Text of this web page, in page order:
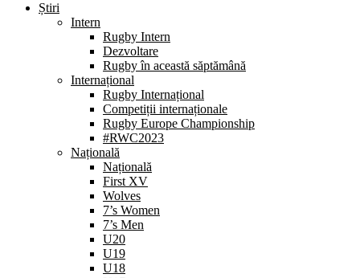
Știri
Intern
Rugby Intern
Dezvoltare
Rugby în această săptămână
Internațional
Rugby Internațional
Competiții internaționale
Rugby Europe Championship
#RWC2023
Națională
Națională
First XV
Wolves
7’s Women
7’s Men
U20
U19
U18